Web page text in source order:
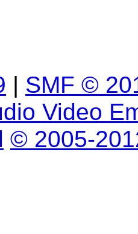
| SMF ©
Video
© 2005-